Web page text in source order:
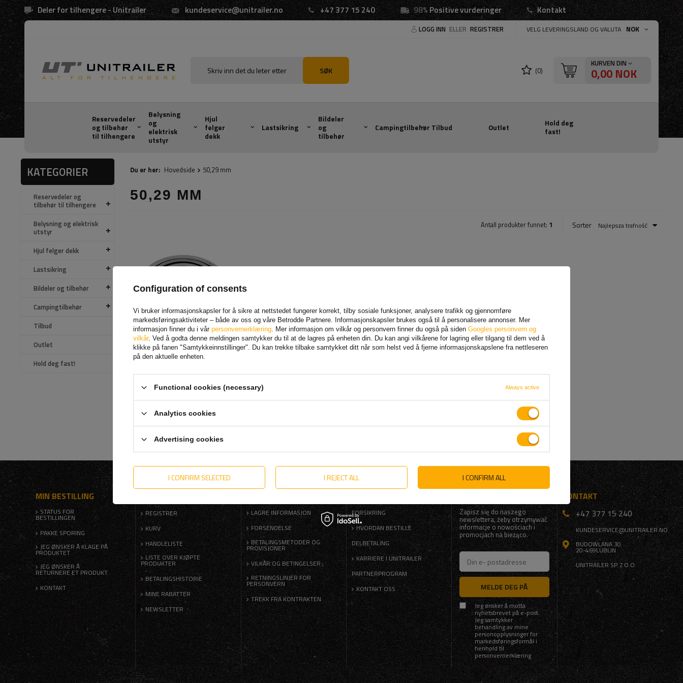
Deler for tilhengere - Unitrailer kundeservice@unitrailer.no +47 377 15 240 98%Positive vurderinger Kontakt
LOGG INN ELLER REGISTRER VELG LEVERINGSLAND OG VALUTA NOK
SØK (0)
KURVEN DIN
0,00 NOK
Reservedeler
og tilbehør
til tilhengere
Belysning
og
elektrisk
utstyr
Hjul
felger
dekk
Lastsikring
Bildeler
og
tilbehør
Campingtilbehør Tilbud Outlet
Hold deg
fast!
KATEGORIER
Reservedeler og
tilbehør til tilhengere
Belysning og elektrisk
utstyr
Hjul felger dekk
Lastsikring
Bildeler og tilbehør
Campingtilbehør
Tilbud
Outlet
Hold deg fast!
Du er her: Hovedside 50,29 mm
50,29 MM
Antall produkter funnet: 1 Sorter Najlepsza trafność
AL-KO konisk rullelager
750KG
mengder
201,70 NOK
MIN BESTILLING
STATUS FOR
BESTILLINGEN
PAKKE SPORING
JEG ØNSKER Å KLAGE PÅ
PRODUKTET
JEG ØNSKER Å
RETURNERE ET PRODUKT
KONTAKT
REGISTRER
KURV
HANDLELISTE
LISTE OVER KJØPTE
PRODUKTER
BETALINGSHISTORIE
MINE RABATTER
NEWSLETTER
LAGRE INFORMASJON
FORSENDELSE
BETALINGSMETODER OG
PROVISJONER
VILKÅR OG BETINGELSER
RETNINGSLINJER FOR
PERSONVERN
TREKK FRA KONTRAKTEN
FORSIKRING
HVORDAN BESTILLE
DELBETALING
KARRIERE I UNITRAILER
PARTNERPROGRAM
KONTAKT OSS
Zapisz się do naszego
newslettera, żeby otrzymywać
informacje o nowościach i
promocjach na bieżąco.
MELDE DEG PÅ
Jeg ønsker å motta
nyhetsbrevet på e-post.
Jeg samtykker
behandling av mine
personopplysninger for
markedsføringsformål i
henhold til
personvernerklæring
KONTAKT
+47 377 15 240
KUNDESERVICE@UNITRAILER.NO
BUDOWLANA 30
20-469LUBLIN
UNITRAILER SP. Z O.O.
Configuration of consents
Vi bruker informasjonskapsler for å sikre at nettstedet fungerer korrekt, tilby sosiale funksjoner, analysere trafikk og gjennomføre
markedsføringsaktiviteter – både av oss og våre Betrodde Partnere. Informasjonskapsler brukes også til å personalisere annonser. Mer
informasjon finner du i vår personvernerklæring. Mer informasjon om vilkår og personvern finner du også på siden Googles personvern og
vilkår. Ved å godta denne meldingen samtykker du til at de lagres på enheten din. Du kan angi vilkårene for lagring eller tilgang til dem ved å
klikke på fanen "Samtykkeinnstillinger". Du kan trekke tilbake samtykket ditt når som helst ved å fjerne informasjonskapslene fra nettleseren
på den aktuelle enheten.
Functional cookies (necessary) Always active
Analytics cookies
Advertising cookies
I CONFIRM SELECTED I REJECT ALL I CONFIRM ALL